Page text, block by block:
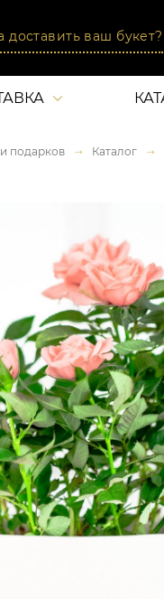
доставить ваш букет?
подарков Каталог